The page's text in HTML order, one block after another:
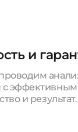
и
и результат.